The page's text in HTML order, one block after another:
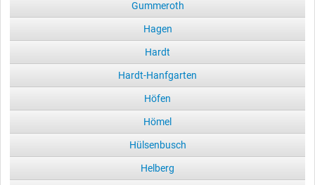
Gummeroth
Hagen
Hardt
Hardt-Hanfgarten
Höfen
Hömel
Hülsenbusch
Helberg